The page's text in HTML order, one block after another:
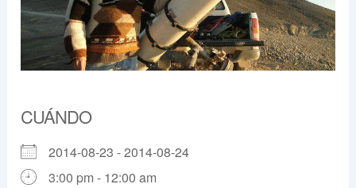
CUÁNDO
2014-08-23 - 2014-08-24
3:00 pm - 12:00 am